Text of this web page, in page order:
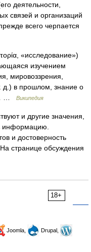
деятельности,
связей и организаций
всего черпается
«исследование»)
изучением
мировоззрения,
д.) в прошлом, знание о
…
Википедия
и другие значения,
информацию.
и достоверность
странице обсуждения
18+
Joomla,
Drupal,